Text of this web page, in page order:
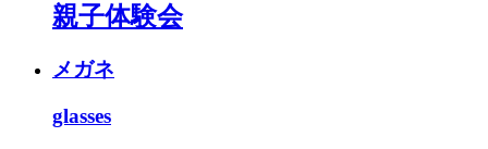
親子体験会
メガネ
glasses